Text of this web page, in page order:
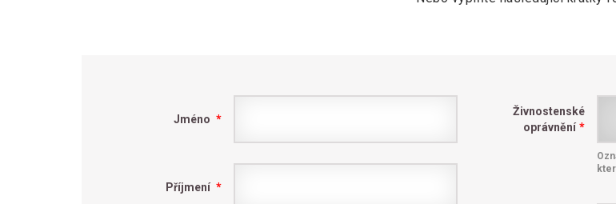
Jméno *
Příjmení *
Živnostenské
oprávnění *